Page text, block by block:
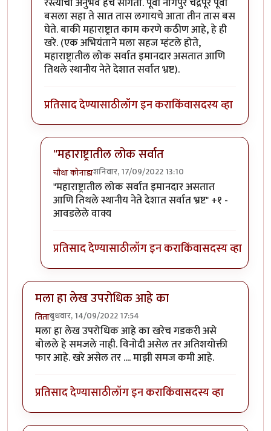
बसला सहा ते सात तास लगायचे आता तीन तास बस
घेते. बाकी महाराष्ट्रात काम करणे कठीण आहे, हे ही
खरे. (एक अभियंताने मला सहज म्हंटले होते,
महाराष्ट्रातील लोक सर्वात इमानदार असतात आणि
तिथले स्थानीय नेते देशात सर्वात भ्रष्ट).
प्रतिसाद देण्यासाठीलॉग इन कराकिंवासदस्य व्हा
"महाराष्ट्रातील लोक सर्वात
चौथा कोनाडाशनिवार, 17/09/2022 13:10
In reply toगेल्या आठ वर्षांतील बदलbyविवेकपटाईत
"महाराष्ट्रातील लोक सर्वात इमानदार असतात
आणि तिथले स्थानीय नेते देशात सर्वात भ्रष्ट" +१ -
आवडलेले वाक्य
प्रतिसाद देण्यासाठीलॉग इन कराकिंवासदस्य व्हा
मला हा लेख उपरोधिक आहे का
तिताबुधवार, 14/09/2022 17:54
मला हा लेख उपरोधिक आहे का खरेच गडकरी असे
बोलले हे समजले नाही. विनोदी असेल तर अतिशयोक्ती
फार आहे. खरे असेल तर .... माझी समज कमी आहे.
प्रतिसाद देण्यासाठीलॉग इन कराकिंवासदस्य व्हा